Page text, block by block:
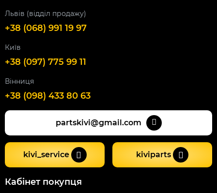
Львів (відділ продажу)
+38 (068) 991 19 97
Київ
+38 (097) 775 99 11
Вінниця
+38 (098) 433 80 63
partskivi@gmail.com
kivi_service kiviparts
Кабінет покупця